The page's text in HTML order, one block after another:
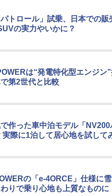
トロール」試乗、日本での
の実力やいかに？
は“発電特化型エンジン
第2世代と比較
で作った車中泊モデル「
実際に1泊して居心地を試して
の「e-4ORCE」仕様に
りで乗り心地も上質なものに